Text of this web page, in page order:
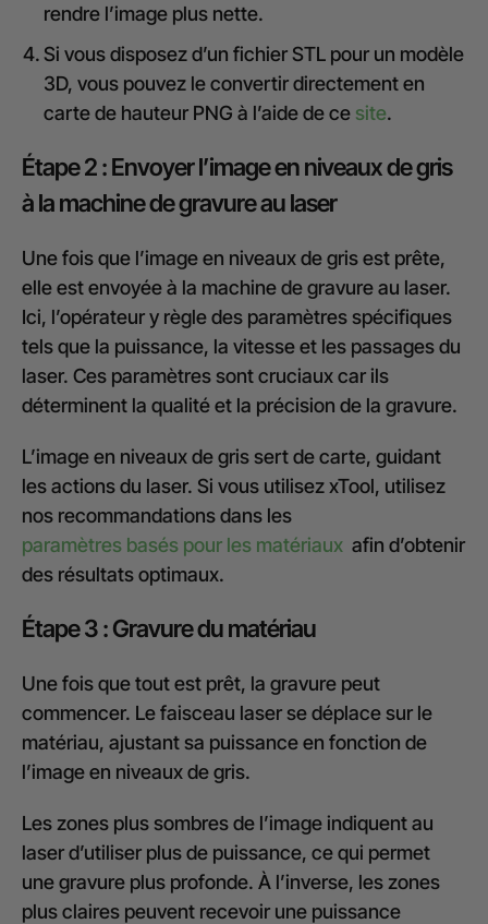
rendre l’image plus nette.
Si vous disposez d’un fichier STL pour un modèle
3D, vous pouvez le convertir directement en
carte de hauteur PNG à l’aide de ce site.
Étape 2 : Envoyer l’image en niveaux de gris
à la machine de gravure au laser
Une fois que l’image en niveaux de gris est prête,
elle est envoyée à la machine de gravure au laser.
Ici, l’opérateur y règle des paramètres spécifiques
tels que la puissance, la vitesse et les passages du
laser. Ces paramètres sont cruciaux car ils
déterminent la qualité et la précision de la gravure.
L’image en niveaux de gris sert de carte, guidant
les actions du laser. Si vous utilisez xTool, utilisez
nos recommandations dans les
paramètres basés pour les matériaux afin d’obtenir
des résultats optimaux.
Étape 3 : Gravure du matériau
Une fois que tout est prêt, la gravure peut
commencer. Le faisceau laser se déplace sur le
matériau, ajustant sa puissance en fonction de
l’image en niveaux de gris.
Les zones plus sombres de l’image indiquent au
laser d’utiliser plus de puissance, ce qui permet
une gravure plus profonde. À l’inverse, les zones
plus claires peuvent recevoir une puissance